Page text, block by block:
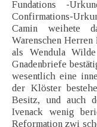
Fundations -
Confirmations-
Camin weihete
Warenschen
als Wendula
Gnadenbriefe
wesentlich eine
der Klöster
Besitz, und auch
Ivenack wenig
Reformation zwi